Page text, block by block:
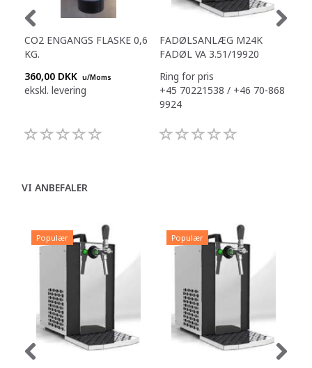
CO2 ENGANGS FLASKE 0,6
KG.
360,00 DKK u/Moms
ekskl. levering
FADØLSANLÆG M24K
FADØL VA 3.51/19920
Ring for pris
+45 70221538 / +46 70-868
9924
VI ANBEFALER
Populær Populær